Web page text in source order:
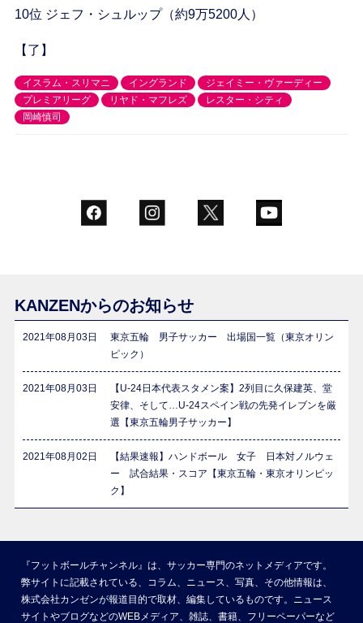
10位 ジェフ・シュルップ（約9万5200人）
【了】
イスラム・スリマニ イングランド
ジェイミー・ヴァーディー
プレミアリーグ
リヤド・マフレズ
レスター・シティ
岡崎慎司
KANZENからのお知らせ
2021年08月03日
東京五輪 男子サッカー 出場国一覧（東京オリン
ピック）
2021年08月03日
【U-24日本代表スタメン案】2列目に久保建英、堂
安律、そして…U-24スペイン戦の先発イレブンを厳
選【東京五輪男子サッカー】
2021年08月02日
【結果速報】ハンドボール 女子 日本対ノルウェ
ー 試合結果・スコア【東京五輪・東京オリンピッ
ク】
『フットボールチャンネル』は、サッカー専門のネットメディアです。
弊サイトに記載されている、コラム、ニュース、写真、その他情報は、
株式会社カンゼンが報道目的で取材、編集しているものです。ニュース
サイトやブログなどのWEBメディア、雑誌、書籍、フリーペーパーなど